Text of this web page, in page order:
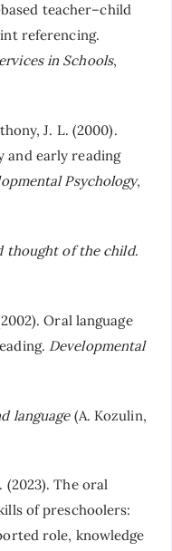
teacher–child
referencing.
in Schools,
J. L. (2000).
and early reading
Psychology,
thought of the child.
Oral language
Developmental
language(A. Kozulin,
(2023). The oral
of preschoolers:
role, knowledge